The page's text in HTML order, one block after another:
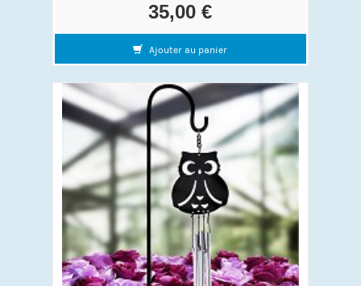
35,00 €
Ajouter au panier